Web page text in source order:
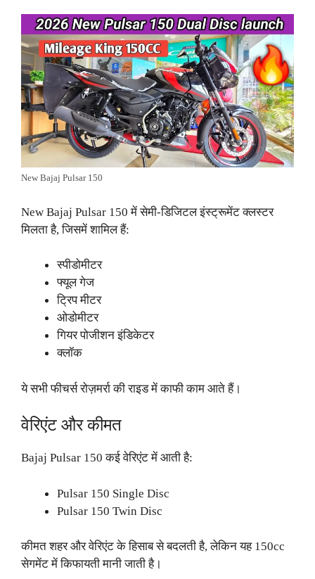
New Bajaj Pulsar 150
New Bajaj Pulsar 150 में सेमी-डिजिटल इंस्ट्रूमेंट क्लस्टर
मिलता है, जिसमें शामिल हैं:
स्पीडोमीटर
फ्यूल गेज
ट्रिप मीटर
ओडोमीटर
गियर पोजीशन इंडिकेटर
क्लॉक
ये सभी फीचर्स रोज़मर्रा की राइड में काफी काम आते हैं।
वेरिएंट और कीमत
Bajaj Pulsar 150 कई वेरिएंट में आती है:
Pulsar 150 Single Disc
Pulsar 150 Twin Disc
कीमत शहर और वेरिएंट के हिसाब से बदलती है, लेकिन यह 150cc
सेगमेंट में किफायती मानी जाती है।